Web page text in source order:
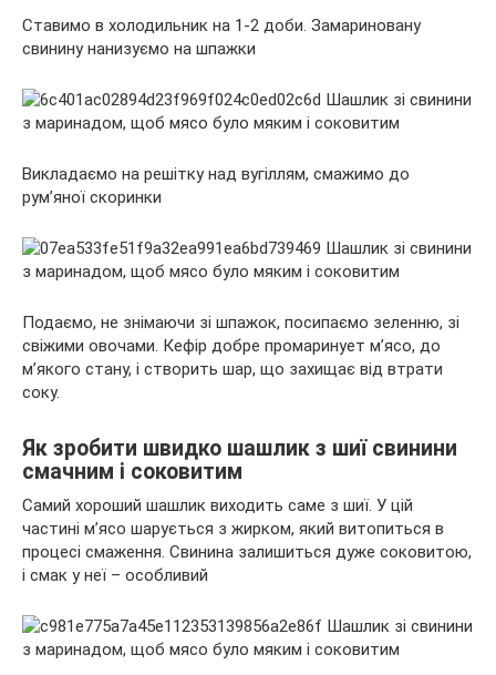
Ставимо в холодильник на 1-2 доби. Замариновану
свинину нанизуємо на шпажки
Викладаємо на решітку над вугіллям, смажимо до
рум’яної скоринки
Подаємо, не знімаючи зі шпажок, посипаємо зеленню, зі
свіжими овочами. Кефір добре промаринует м’ясо, до
м’якого стану, і створить шар, що захищає від втрати
соку.
Як зробити швидко шашлик з шиї свинини
смачним і соковитим
Самий хороший шашлик виходить саме з шиї. У цій
частині м’ясо шарується з жирком, який витопиться в
процесі смаження. Свинина залишиться дуже соковитою,
і смак у неї – особливий